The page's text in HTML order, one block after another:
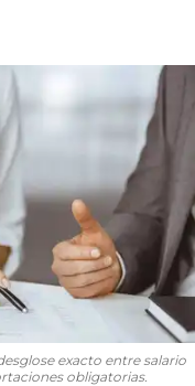
exacto entre salario
obligatorias.